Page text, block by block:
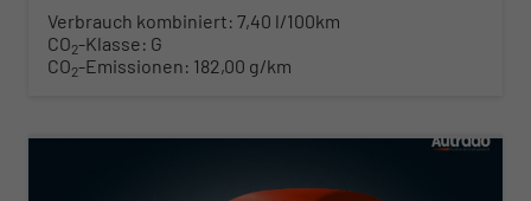
Verbrauch kombiniert: 7,40 l/100km
CO2-Klasse: G
CO2-Emissionen: 182,00 g/km